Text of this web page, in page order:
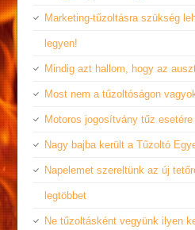
Marketing-tűzoltásra szükség
legyen!
Mindig azt hallom, hogy az
Most nem a tűzoltóságon
Motoros jogosítvány tűz esetére
Nagy bajba került a Tűzoltó
Napelemet szereltünk az új
legtöbbet
Ne tűzoltásként vegyünk ilyen